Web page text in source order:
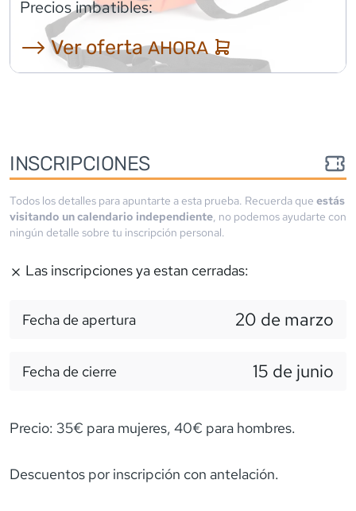
Precios imbatibles:
⟶ Ver ofertaAHORA
INSCRIPCIONES
Todos los detalles para apuntarte a esta prueba. Recuerda que estás
visitando un calendario independiente, no podemos ayudarte con
ningún detalle sobre tu inscripción personal.
Las inscripciones ya estan cerradas:
Fecha de apertura 20 de marzo
Fecha de cierre 15 de junio
Precio: 35€ para mujeres, 40€ para hombres.
Descuentos por inscripción con antelación.